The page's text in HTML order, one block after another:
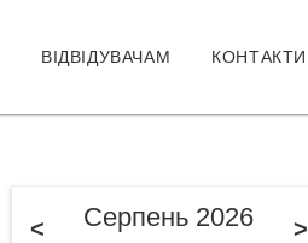
ВІДВІДУВАЧАМ КОНТАКТИ
Серпень 2026 >
<